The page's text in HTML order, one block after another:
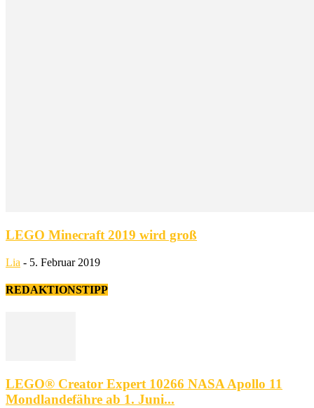
LEGO Minecraft 2019 wird groß
Lia - 5. Februar 2019
REDAKTIONSTIPP
LEGO® Creator Expert 10266 NASA Apollo 11
Mondlandefähre ab 1. Juni...